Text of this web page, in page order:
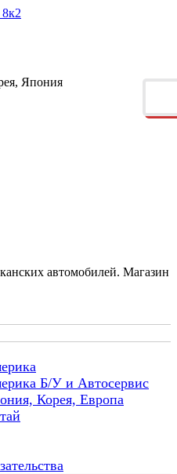
Япония
Б/У и Автосервис
Корея, Европа